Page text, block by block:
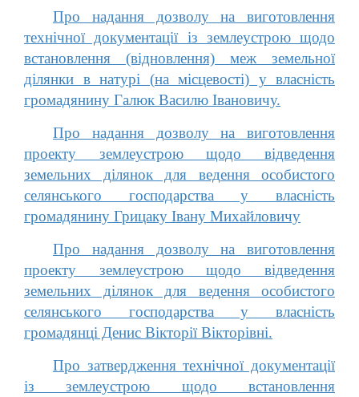
Про надання дозволу на виготовлення
технічної документації із землеустрою щодо
встановлення (відновлення) меж земельної
ділянки в натурі (на місцевості) у власність
громадянину Галюк Василю Івановичу.
Про надання дозволу на виготовлення
проекту землеустрою щодо відведення
земельних ділянок для ведення особистого
селянського господарства у власність
громадянину Грицаку Івану Михайловичу
Про надання дозволу на виготовлення
проекту землеустрою щодо відведення
земельних ділянок для ведення особистого
селянського господарства у власність
громадянці Денис Вікторії Вікторівні.
Про затвердження технічної документації
із землеустрою щодо встановлення